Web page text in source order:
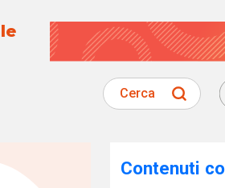
Cerca
Contenuti